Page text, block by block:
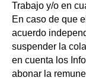
Trabajo y/o en
En caso de que
acuerdo
suspender la
en cuenta los
abonar la